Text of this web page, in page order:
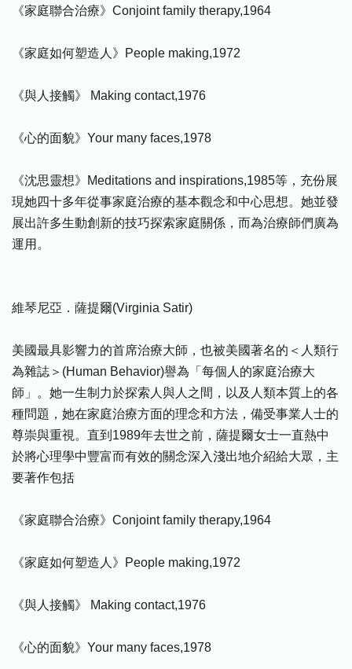
《家庭聯合治療》Conjoint family therapy,1964
《家庭如何塑造人》People making,1972
《與人接觸》 Making contact,1976
《心的面貌》Your many faces,1978
《沈思靈想》Meditations and inspirations,1985等，充份展
現她四十多年從事家庭治療的基本觀念和中心思想。她並發
展出許多生動創新的技巧探索家庭關係，而為治療師們廣為
運用。
維琴尼亞．薩提爾(Virginia Satir)
美國最具影響力的首席治療大師，也被美國著名的＜人類行
為雜誌＞(Human Behavior)譽為「每個人的家庭治療大
師」。她一生制力於探索人與人之間，以及人類本質上的各
種問題，她在家庭治療方面的理念和方法，備受事業人士的
尊崇與重視。直到1989年去世之前，薩提爾女士一直熱中
於將心理學中豐富而有效的關念深入淺出地介紹給大眾，主
要著作包括
《家庭聯合治療》Conjoint family therapy,1964
《家庭如何塑造人》People making,1972
《與人接觸》 Making contact,1976
《心的面貌》Your many faces,1978